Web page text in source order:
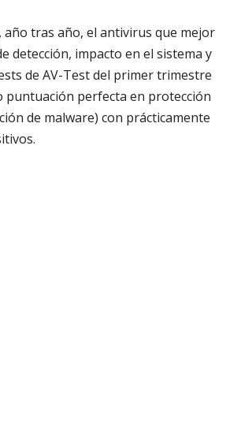
año tras año, el antivirus que mejor
detección, impacto en el sistema y
de AV-Test del primer trimestre
puntuación perfecta en protección
de malware) con prácticamente